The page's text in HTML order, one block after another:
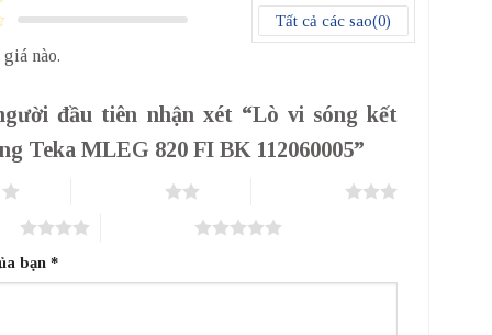
Tất cả các sao(0)
nào.
đầu tiên nhận xét “Lò vi sóng kết
Teka MLEG 820 FI BK 112060005”
bạn*